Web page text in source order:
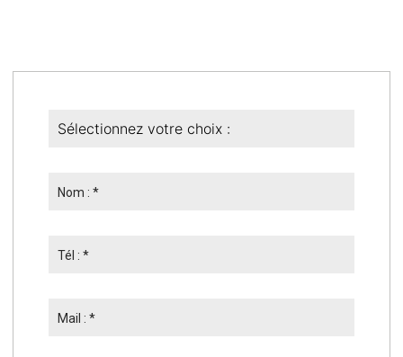
Nom : *
Tél : *
Mail : *